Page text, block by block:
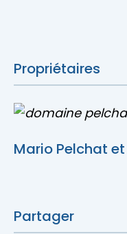
Propriétaires
Mario Pelchat
Partager